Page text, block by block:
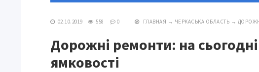
02.10.2019 558 0 ГЛАВНАЯ → ЧЕРКАСЬКА ОБЛАСТЬ →
Дорожні ремонти: на
ямковості